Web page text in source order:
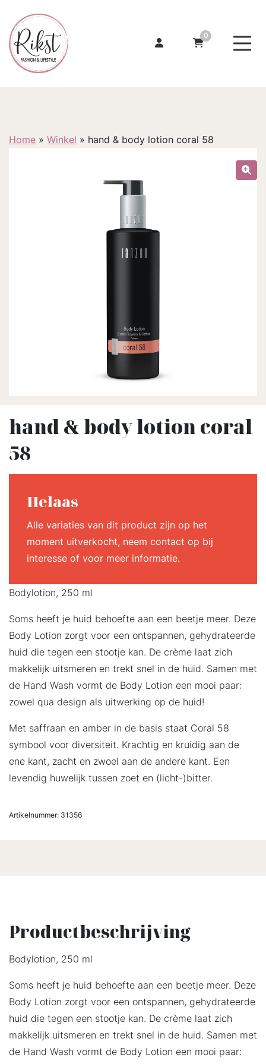
0
Home » Winkel » hand & body lotion coral 58
hand & body lotion coral
58
Helaas
Alle variaties van dit product zijn op het
moment uitverkocht, neem contact op bij
interesse of voor meer informatie.
Bodylotion, 250 ml
Soms heeft je huid behoefte aan een beetje meer. Deze
Body Lotion zorgt voor een ontspannen, gehydrateerde
huid die tegen een stootje kan. De crème laat zich
makkelijk uitsmeren en trekt snel in de huid. Samen met
de Hand Wash vormt de Body Lotion een mooi paar:
zowel qua design als uitwerking op de huid!
Met saffraan en amber in de basis staat Coral 58
symbool voor diversiteit. Krachtig en kruidig aan de
ene kant, zacht en zwoel aan de andere kant. Een
levendig huwelijk tussen zoet en (licht-)bitter.
Artikelnummer: 31356
Productbeschrijving
Bodylotion, 250 ml
Soms heeft je huid behoefte aan een beetje meer. Deze
Body Lotion zorgt voor een ontspannen, gehydrateerde
huid die tegen een stootje kan. De crème laat zich
makkelijk uitsmeren en trekt snel in de huid. Samen met
de Hand Wash vormt de Body Lotion een mooi paar: